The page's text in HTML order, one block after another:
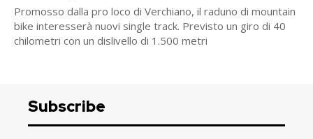
Promosso dalla pro loco di Verchiano, il raduno di mountain
bike interesserà nuovi single track. Previsto un giro di 40
chilometri con un dislivello di 1.500 metri
Subscribe